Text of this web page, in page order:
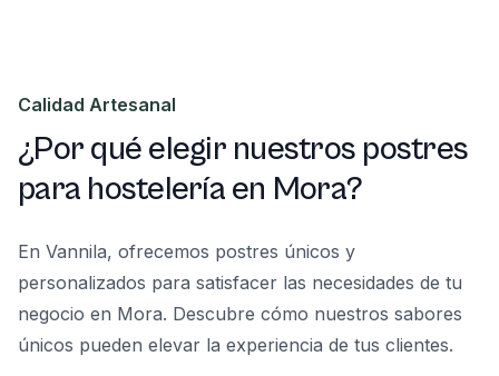
Calidad Artesanal
¿Por qué elegir nuestros postres
para hostelería en Mora?
En Vannila, ofrecemos postres únicos y
personalizados para satisfacer las necesidades de tu
negocio en Mora. Descubre cómo nuestros sabores
únicos pueden elevar la experiencia de tus clientes.